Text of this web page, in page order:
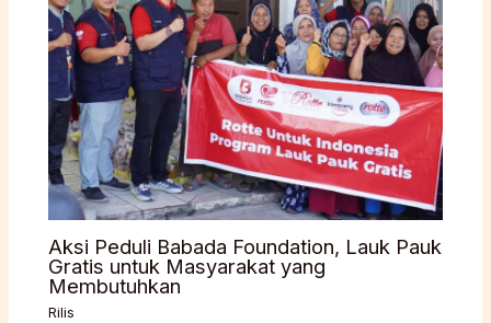
Aksi Peduli Babada Foundation, Lauk Pauk
Gratis untuk Masyarakat yang
Membutuhkan
Rilis